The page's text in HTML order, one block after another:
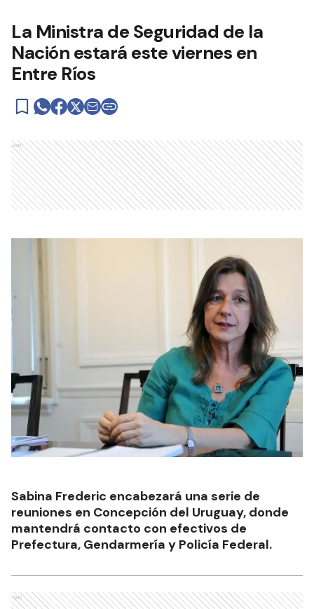
La Ministra de Seguridad de la
Nación estará este viernes en
Entre Ríos
Ads
Sabina Frederic encabezará una serie de
reuniones en Concepción del Uruguay, donde
mantendrá contacto con efectivos de
Prefectura, Gendarmería y Policía Federal.
Ads